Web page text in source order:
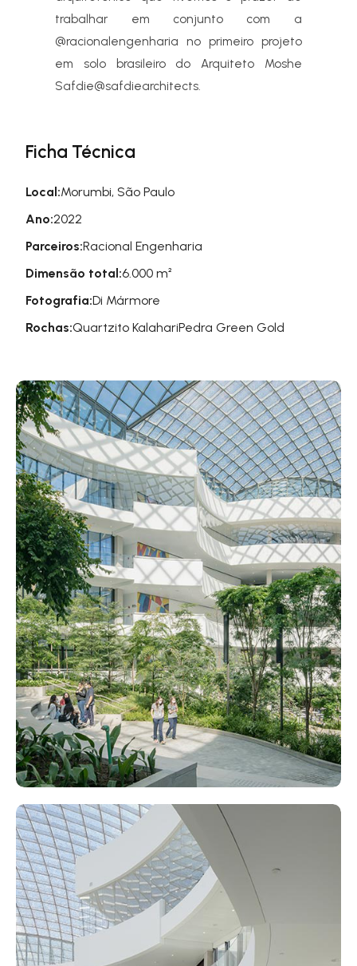
trabalhar em conjunto com a
@racionalengenharia no primeiro projeto
em solo brasileiro do Arquiteto Moshe
Safdie@safdiearchitects.
Ficha Técnica
Local:Morumbi, São Paulo
Ano:2022
Parceiros:Racional Engenharia
Dimensão total:6.000 m²
Fotografia:Di Mármore
Rochas:Quartzito KalahariPedra Green Gold